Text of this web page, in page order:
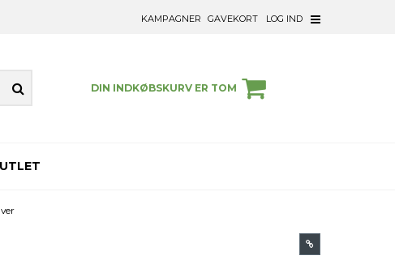
KAMPAGNER GAVEKORT LOG IND
DIN INDKØBSKURV ER TOM